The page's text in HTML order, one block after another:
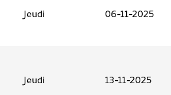
Jeudi 06-11-2025
Jeudi 13-11-2025